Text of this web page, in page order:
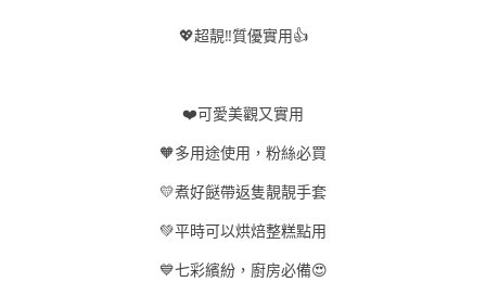
💖超靚‼️質優實用👍
❤️可愛美觀又實用
🧡多用途使用，粉絲必買
💛煮好餸帶返隻靚靚手套
💚平時可以烘焙整糕點用
💙七彩繽紛，廚房必備😍